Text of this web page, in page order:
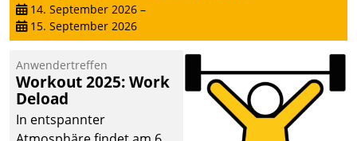
14. September 2026 –
15. September 2026
Anwendertreffen
Workout 2025: Work
Deload
In entspannter